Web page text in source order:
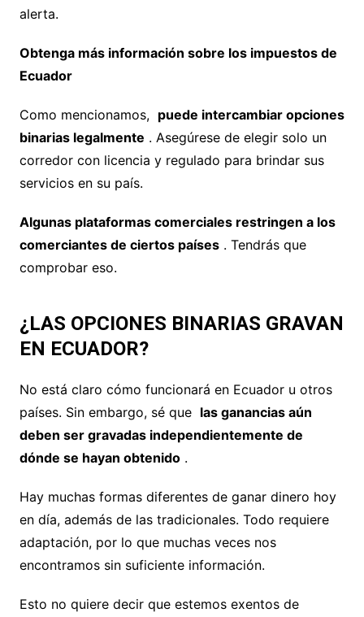
alerta.
Obtenga más información sobre los impuestos de
Ecuador
Como mencionamos, puede intercambiar opciones
binarias legalmente . Asegúrese de elegir solo un
corredor con licencia y regulado para brindar sus
servicios en su país.
Algunas plataformas comerciales restringen a los
comerciantes de ciertos países. Tendrás que
comprobar eso.
¿LAS OPCIONES BINARIAS GRAVAN
EN ECUADOR?
No está claro cómo funcionará en Ecuador u otros
países. Sin embargo, sé que las ganancias aún
deben ser gravadas independientemente de
dónde se hayan obtenido.
Hay muchas formas diferentes de ganar dinero hoy
en día, además de las tradicionales. Todo requiere
adaptación, por lo que muchas veces nos
encontramos sin suficiente información.
Esto no quiere decir que estemos exentos de